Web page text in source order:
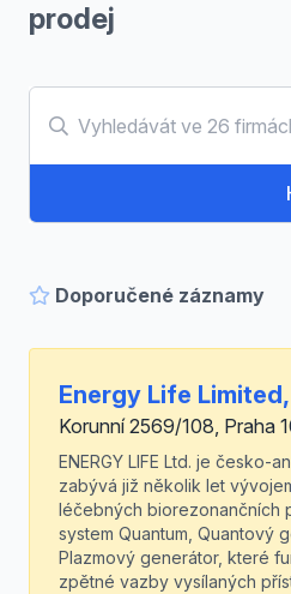
prodej
Doporučené záznamy
Energy Life Limited,
Korunní 2569/108, Praha
ENERGY LIFE Ltd. je česko-
zabývá již několik let
léčebných biorezonančních
system Quantum, Quantový
Plazmový generátor, které
zpětné vazby vysílaných